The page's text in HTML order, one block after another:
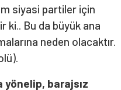
siyasi partiler için
ki.. Bu da büyük ana
neden olacaktır.
yönelip, barajsız